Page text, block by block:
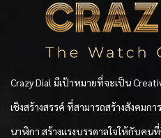
Crazy Dial มีเป้าหมายที่จะเป็น
เชิงสร้างสรรค์ ที่สามารถสร้างสังคมก
นาฬิกา สร้างแรงบรรดาลใจให้กับค